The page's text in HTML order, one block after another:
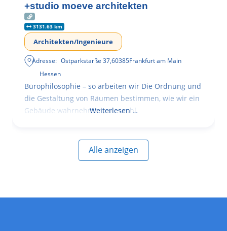
+studio moeve architekten
3131.63 km
Architekten/Ingenieure
Adresse: Ostparkstarße 37,60385Frankfurt am Main
Hessen
Bürophilosophie – so arbeiten wir Die Ordnung und
die Gestaltung von Räumen bestimmen, wie wir ein
Gebäude wahrnehmen, wie wohl
Weiterlesen …
Alle anzeigen